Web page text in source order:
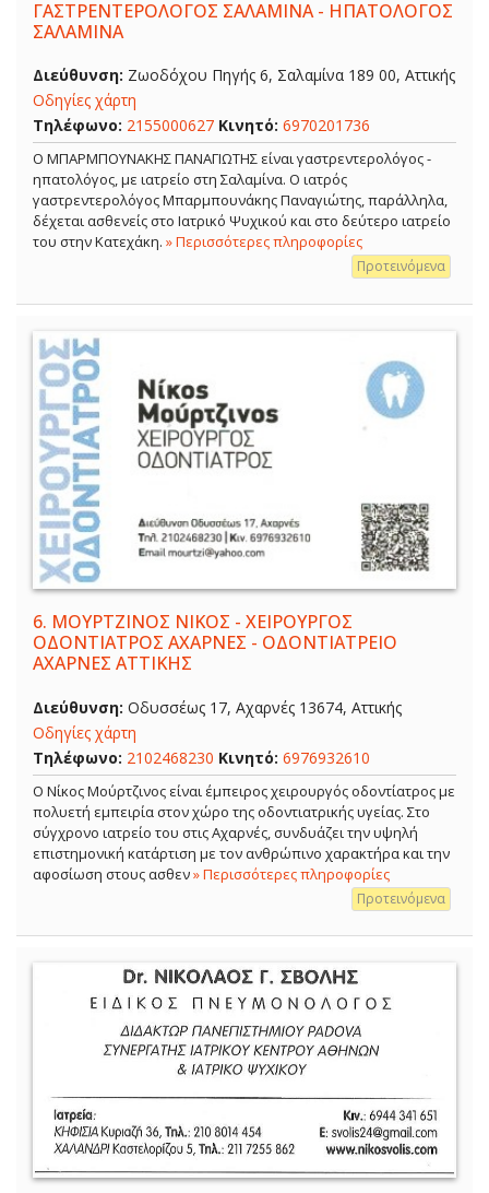
ΓΑΣΤΡΕΝΤΕΡΟΛΟΓΟΣ ΣΑΛΑΜΙΝΑ - ΗΠΑΤΟΛΟΓΟΣ
ΣΑΛΑΜΙΝΑ
Διεύθυνση: Ζωοδόχου Πηγής 6, Σαλαμίνα 189 00, Αττικής
Οδηγίες χάρτη
Τηλέφωνο: 2155000627 Κινητό: 6970201736
Ο ΜΠΑΡΜΠΟΥΝΑΚΗΣ ΠΑΝΑΓΙΩΤΗΣ είναι γαστρεντερολόγος -
ηπατολόγος, με ιατρείο στη Σαλαμίνα. Ο ιατρός
γαστρεντερολόγος Μπαρμπουνάκης Παναγιώτης, παράλληλα,
δέχεται ασθενείς στο Ιατρικό Ψυχικού και στο δεύτερο ιατρείο
του στην Κατεχάκη. » Περισσότερες πληροφορίες
Προτεινόμενα
6. ΜΟΥΡΤΖΙΝΟΣ ΝΙΚΟΣ - ΧΕΙΡΟΥΡΓΟΣ
ΟΔΟΝΤΙΑΤΡΟΣ ΑΧΑΡΝΕΣ - ΟΔΟΝΤΙΑΤΡΕΙΟ
ΑΧΑΡΝΕΣ ΑΤΤΙΚΗΣ
Διεύθυνση: Οδυσσέως 17, Αχαρνές 13674, Αττικής
Οδηγίες χάρτη
Τηλέφωνο: 2102468230 Κινητό: 6976932610
Ο Νίκος Μούρτζινος είναι έμπειρος χειρουργός οδοντίατρος με
πολυετή εμπειρία στον χώρο της οδοντιατρικής υγείας. Στο
σύγχρονο ιατρείο του στις Αχαρνές, συνδυάζει την υψηλή
επιστημονική κατάρτιση με τον ανθρώπινο χαρακτήρα και την
αφοσίωση στους ασθεν» Περισσότερες πληροφορίες
Προτεινόμενα